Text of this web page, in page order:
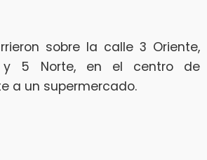
sobre la calle 3 Oriente,
y 5 Norte, en el centro de
a un supermercado.